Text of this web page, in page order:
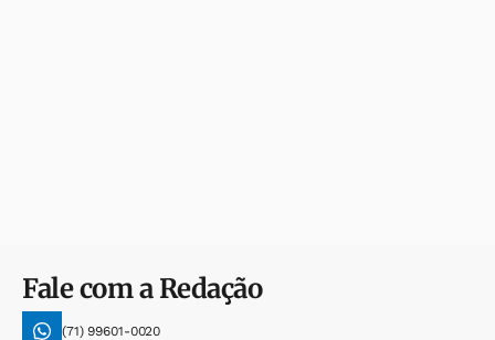
Fale com a Redação
(71) 99601-0020